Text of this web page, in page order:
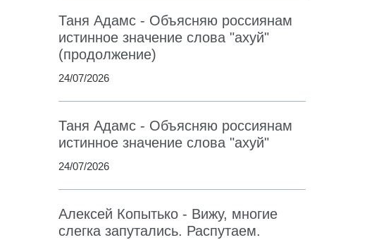
Таня Адамс - Объясняю россиянам
истинное значение слова "ахуй"
(продолжение)
24/07/2026
Таня Адамс - Объясняю россиянам
истинное значение слова "ахуй"
24/07/2026
Алексей Копытько - Вижу, многие
слегка запутались. Распутаем.